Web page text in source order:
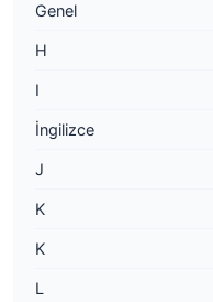
Genel
H
I
İngilizce
J
K
K
L